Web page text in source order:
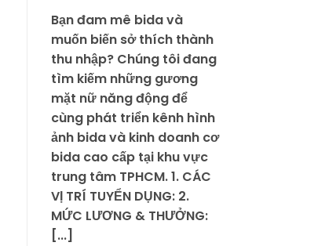
Bạn đam mê bida và
muốn biến sở thích thành
thu nhập? Chúng tôi đang
tìm kiếm những gương
mặt nữ năng động để
cùng phát triển kênh hình
ảnh bida và kinh doanh cơ
bida cao cấp tại khu vực
trung tâm TPHCM. 1. CÁC
VỊ TRÍ TUYỂN DỤNG: 2.
MỨC LƯƠNG & THƯỞNG:
[...]